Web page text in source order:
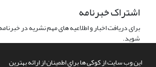
این وب سایت از کوکی ها برای اطمینان از ارائه بهترین
اشتراک خبرنامه
برای دریافت اخبار و اطلاعیه های مهم نشریه در
شوید.